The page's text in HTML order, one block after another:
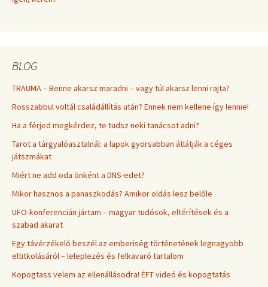
BLOG
TRAUMA – Benne akarsz maradni – vagy túl akarsz lenni rajta?
Rosszabbul voltál családállítás után? Ennek nem kellene így lennie!
Ha a férjed megkérdez, te tudsz neki tanácsot adni?
Tarot a tárgyalóasztalnál: a lapok gyorsabban átlátják a céges
játszmákat
Miért ne add oda önként a DNS-edet?
Mikor hasznos a panaszkodás? Amikor oldás lesz belőle
UFO-konferencián jártam – magyar tudósok, eltérítések és a
szabad akarat
Egy távérzékelő beszél az emberiség történetének legnagyobb
eltitkolásáról – leleplezés és felkavaró tartalom
Kopogtass velem az ellenállásodra! ÉFT videó és kopogtatás